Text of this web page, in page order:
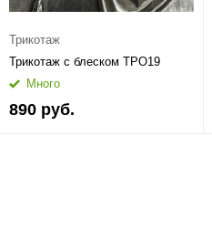
Трикотаж
Трикотаж с блеском ТРО19
Много
890 руб.